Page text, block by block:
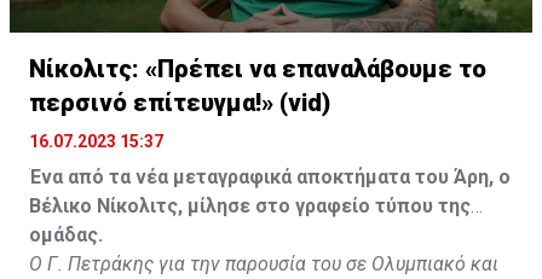
Νίκολιτς: «Πρέπει να επαναλάβουμε το
περσινό επίτευγμα!» (vid)
16.07.2023 15:37
Ένα από τα νέα μεταγραφικά αποκτήματα του Άρη, ο
Βέλικο Νίκολιτς, μίλησε στο γραφείο τύπου της
ομάδας.
Ο Γ. Πετράκης για την παρουσία του σε Ολυμπιακό και